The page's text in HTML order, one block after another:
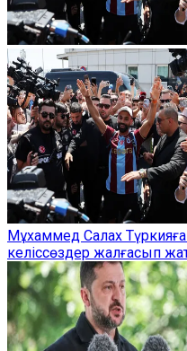
Мұхаммед Салах Түркияға
келіссөздер жалғасып